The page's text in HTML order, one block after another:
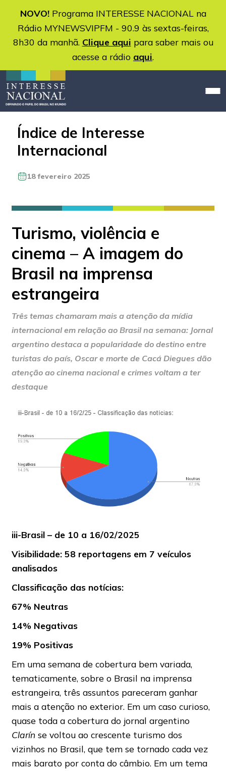
NOVO!Programa INTERESSE NACIONAL na
Rádio MYNEWSVIPFM - 90.9 às sextas-feiras,
8h30 da manhã. Clique aqui para saber mais ou
acesse a rádio aqui.
Índice de Interesse
Internacional
18 fevereiro 2025
Turismo, violência e
cinema – A imagem do
Brasil na imprensa
estrangeira
Três temas chamaram mais a atenção da mídia
internacional em relação ao Brasil na semana: Jornal
argentino destaca a popularidade do destino entre
turistas do país, Oscar e morte de Cacá Diegues dão
atenção ao cinema nacional e crimes voltam a ter
destaque
iii-Brasil – de 10 a 16/02/2025
Visibilidade: 58 reportagens em 7 veículos
analisados
Classificação das notícias:
67% Neutras
14% Negativas
19% Positivas
Em uma semana de cobertura bem variada,
tematicamente, sobre o Brasil na imprensa
estrangeira, três assuntos pareceram ganhar
mais a atenção no exterior. Em um caso curioso,
quase toda a cobertura do jornal argentino
Clarínse voltou ao crescente turismo dos
vizinhos no Brasil, que tem se tornado cada vez
mais barato por conta do câmbio. Em um tema